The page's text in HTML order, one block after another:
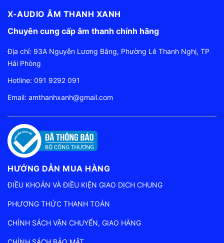
X-AUDIO ÂM THANH XANH
Chuyên cung cấp âm thanh chính hãng
Địa chỉ: 93A Nguyễn Lương Bằng, Phường Lê Thanh Nghị, TP
Hải Phòng
Hotline: 091 9292 091
Email: amthanhxanh@gmail.com
HƯỚNG DẪN MUA HÀNG
ĐIỀU KHOẢN VÀ ĐIỀU KIỆN GIAO DỊCH CHUNG
PHƯƠNG THỨC THANH TOÁN
CHÍNH SÁCH VẬN CHUYỂN, GIAO HÀNG